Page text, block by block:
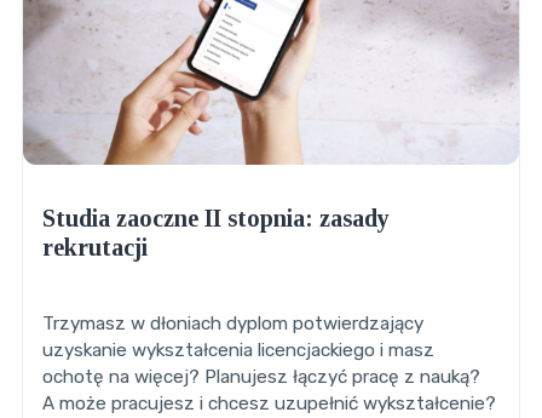
Studia zaoczne II stopnia: zasady
rekrutacji
Trzymasz w dłoniach dyplom potwierdzający
uzyskanie wykształcenia licencjackiego i masz
ochotę na więcej? Planujesz łączyć pracę z nauką?
A może pracujesz i chcesz uzupełnić wykształcenie?